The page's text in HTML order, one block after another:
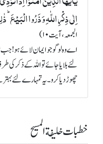
اِلٰی ذِکۡرِ اللّٰہِ وَ ذَرُوا
الجمعہ، آیت ۱۰)
اے وہ لوگو جو ایمان لائے ہو!
لئے بلایا جائے تو اللہ کے ذکر
چھوڑ دیا کرو۔ یہ تمہارے لئے
خطبات خلیفة المسیح